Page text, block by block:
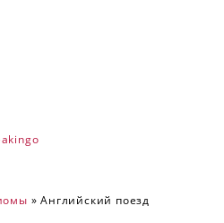
»Английский поезд